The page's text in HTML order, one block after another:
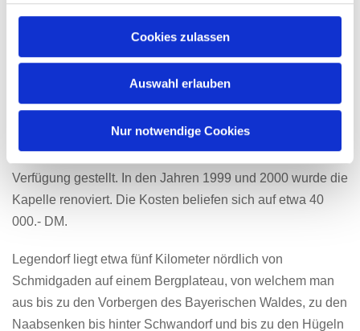
Cookies zulassen
Auswahl erlauben
Nur notwendige Cookies
aber 1968 dem Straßenbau weichen und deshalb
eine neue Kapelle. Diese wurde nun von den Legendorfer
Ortsbewohnern überwiegend in Eigenleistung renoviert
und um einen kleinen Glockenturm erweitert. Die neue
Glocke war bisher in Privatbesitz der Legendorfer Familie
Ott und wurde von dieser der Dorfgemeinschaft zur
Verfügung gestellt. In den Jahren 1999 und 2000 wurde die
Kapelle renoviert. Die Kosten beliefen sich auf etwa 40
000.- DM.
Legendorf liegt etwa fünf Kilometer nördlich von
Schmidgaden auf einem Bergplateau, von welchem man
aus bis zu den Vorbergen des Bayerischen Waldes, zu den
Naabsenken bis hinter Schwandorf und bis zu den Hügeln